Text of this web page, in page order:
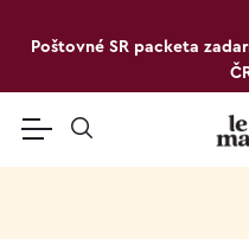
Poštovné SR packeta